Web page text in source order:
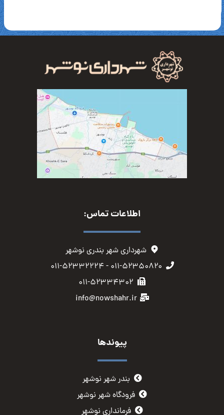
اطلاعات تماس:
شهرداری شهر بندری نوشهر
۰۱۱-۵۲۳۵۰۸۲۰ - ۰۱۱-۵۲۳۳۲۲۲۴
۰۱۱-۵۲۳۳۴۳۰۲
info@nowshahr.ir
پیوندها
بندر شهر نوشهر
فرودگاه شهر نوشهر
فرمانداری نوشهر